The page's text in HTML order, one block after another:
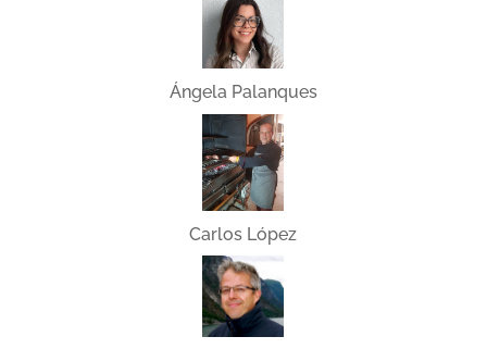
Ángela Palanques
Carlos López